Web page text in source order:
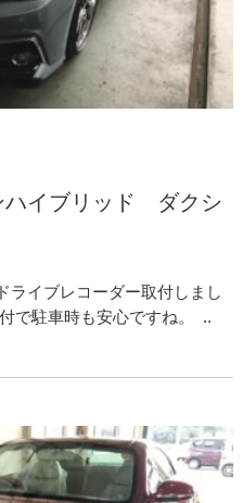
イブリッド ダクシ
イブレコーダー取付しまし
で駐車時も安心ですね。 ..